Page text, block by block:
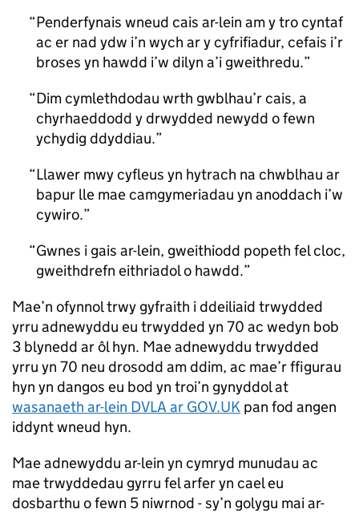
Penderfynais wneud cais ar-lein am y tro cyntaf
ac er nad ydw i’n wych ar y cyfrifiadur, cefais i’r
broses yn hawdd i’w dilyn a’i gweithredu.
Dim cymlethdodau wrth gwblhau’r cais, a
chyrhaeddodd y drwydded newydd o fewn
ychydig ddyddiau.
Llawer mwy cyfleus yn hytrach na chwblhau ar
bapur lle mae camgymeriadau yn anoddach i’w
cywiro.
Gwnes i gais ar-lein, gweithiodd popeth fel cloc,
gweithdrefn eithriadol o hawdd.
Mae’n ofynnol trwy gyfraith i ddeiliaid trwydded
yrru adnewyddu eu trwydded yn 70 ac wedyn bob
3 blynedd ar ôl hyn. Mae adnewyddu trwydded
yrru yn 70 neu drosodd am ddim, ac mae’r ffigurau
hyn yn dangos eu bod yn troi’n gynyddol at
wasanaeth ar-lein DVLA ar GOV.UK pan fod angen
iddynt wneud hyn.
Mae adnewyddu ar-lein yn cymryd munudau ac
mae trwyddedau gyrru fel arfer yn cael eu
dosbarthu o fewn 5 niwrnod - sy’n golygu mai ar-